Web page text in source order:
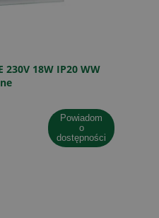
230V 18W IP20 WW
powiadom
o
dostępności